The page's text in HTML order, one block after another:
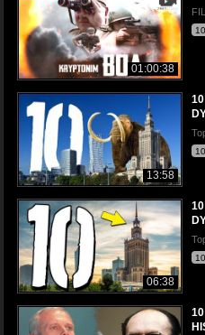
01:00:38
13:58
06:38